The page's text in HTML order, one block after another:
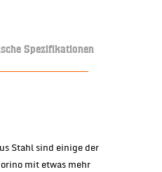
Spezifikationen
Stahl sind einige der
mit etwas mehr